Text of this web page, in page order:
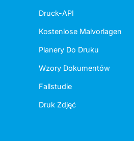
Druck-API
Kostenlose Malvorlagen
Planery Do Druku
Wzory Dokumentów
Fallstudie
Druk Zdjęć